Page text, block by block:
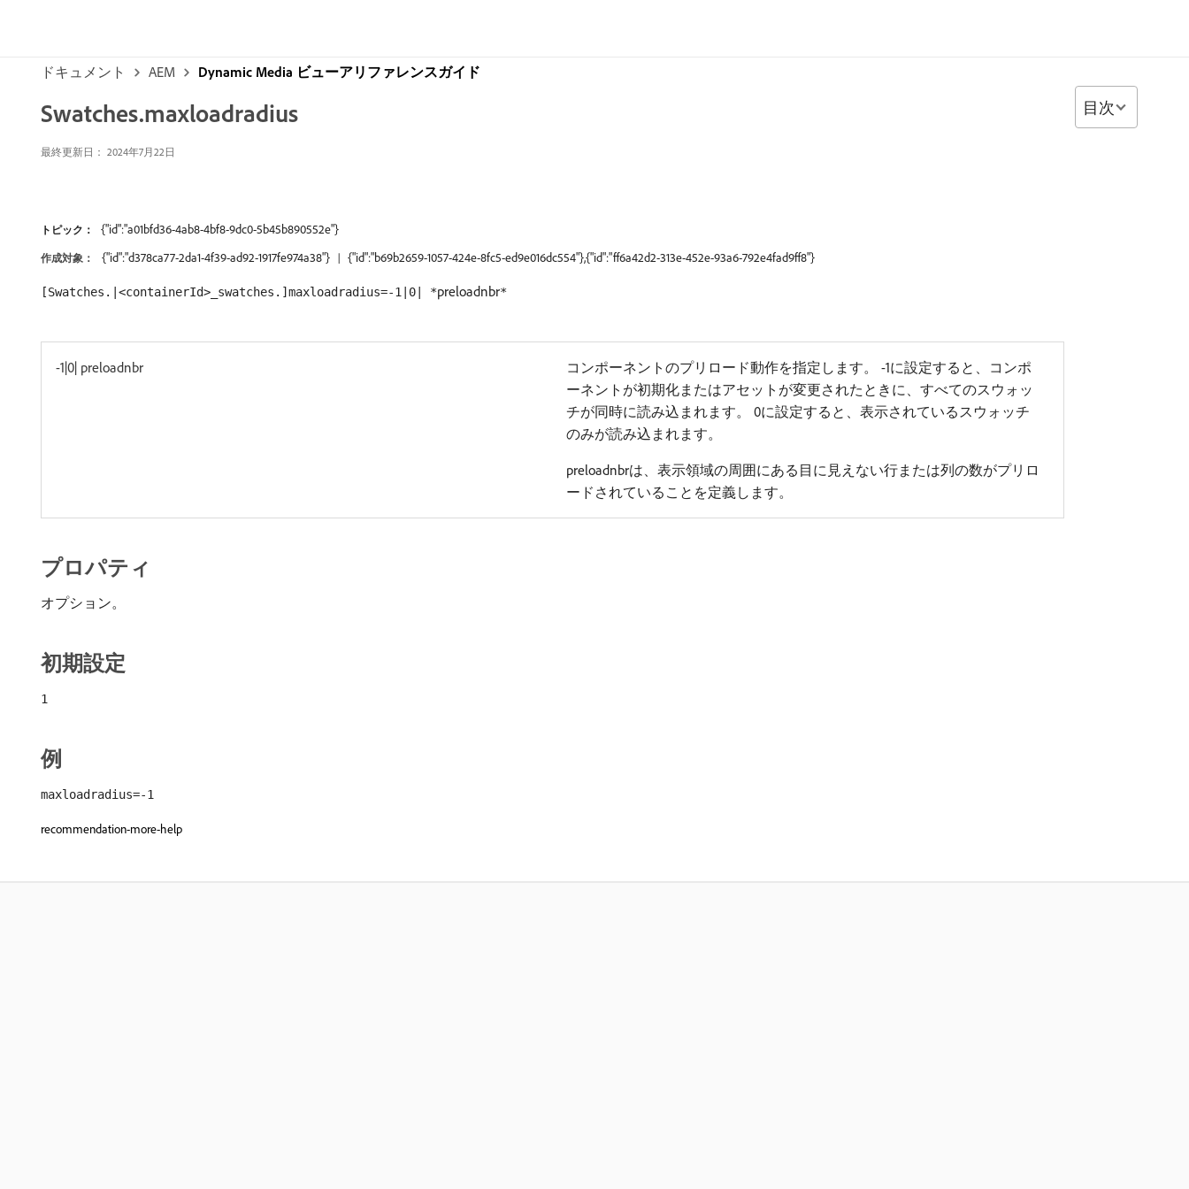
ドキュメント AEM Dynamic Media ビューアリファレンスガイド
Swatches.maxloadradius
最終更新日： 2024年7月22日
トピック： {"id":"a01bfd36-4ab8-4bf8-9dc0-5b45b890552e"}
作成対象： {"id":"d378ca77-2da1-4f39-ad92-1917fe974a38"} {"id":"b69b2659-1057-424e-8fc5-ed9e016dc554"},{"id":"ff6a42d2-313e-452e-93a6-792e4fad9ff8"}
[Swatches.|<containerId>_swatches.]maxloadradius=-1|0| *preloadnbr*
-1|0| preloadnbr
コンポーネントのプリロード動作を指定します。 -1に設定すると、コンポ
ーネントが初期化またはアセットが変更されたときに、すべてのスウォッ
チが同時に読み込まれます。 0に設定すると、表示されているスウォッチ
のみが読み込まれます。
preloadnbrは、表示領域の周囲にある目に見えない行または列の数がプリロ
ードされていることを定義します。
プロパティ
オプション。
初期設定
1
例
maxloadradius=-1
recommendation-more-help
目次